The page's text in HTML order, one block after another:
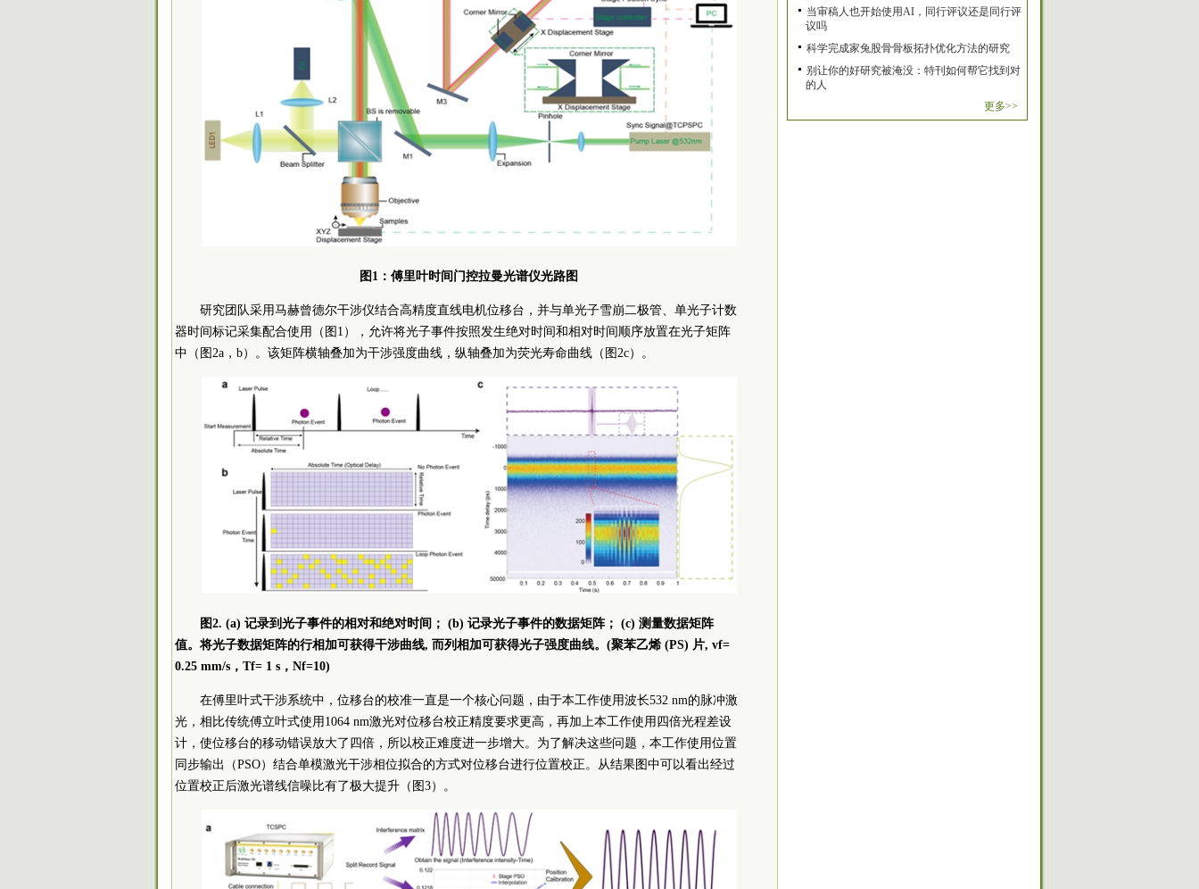
图1：傅里叶时间门控拉曼光谱仪光路图
研究团队采用马赫曾德尔干涉仪结合高精度直线电机位移台，并与单光子雪崩二极管、单光子计数
器时间标记采集配合使用（图1），允许将光子事件按照发生绝对时间和相对时间顺序放置在光子矩阵
中（图2a，b）。该矩阵横轴叠加为干涉强度曲线，纵轴叠加为荧光寿命曲线（图2c）。
图2. (a) 记录到光子事件的相对和绝对时间； (b) 记录光子事件的数据矩阵； (c) 测量数据矩阵
值。将光子数据矩阵的行相加可获得干涉曲线, 而列相加可获得光子强度曲线。(聚苯乙烯 (PS) 片, vf=
0.25 mm/s，Tf= 1 s，Nf=10)
在傅里叶式干涉系统中，位移台的校准一直是一个核心问题，由于本工作使用波长532 nm的脉冲激
光，相比传统傅立叶式使用1064 nm激光对位移台校正精度要求更高，再加上本工作使用四倍光程差设
计，使位移台的移动错误放大了四倍，所以校正难度进一步增大。为了解决这些问题，本工作使用位置
同步输出（PSO）结合单模激光干涉相位拟合的方式对位移台进行位置校正。从结果图中可以看出经过
位置校正后激光谱线信噪比有了极大提升（图3）。
当审稿人也开始使用AI，同行评议还是同行评
议吗
科学完成家兔股骨骨板拓扑优化方法的研究
别让你的好研究被淹没：特刊如何帮它找到对
的人
更多>>